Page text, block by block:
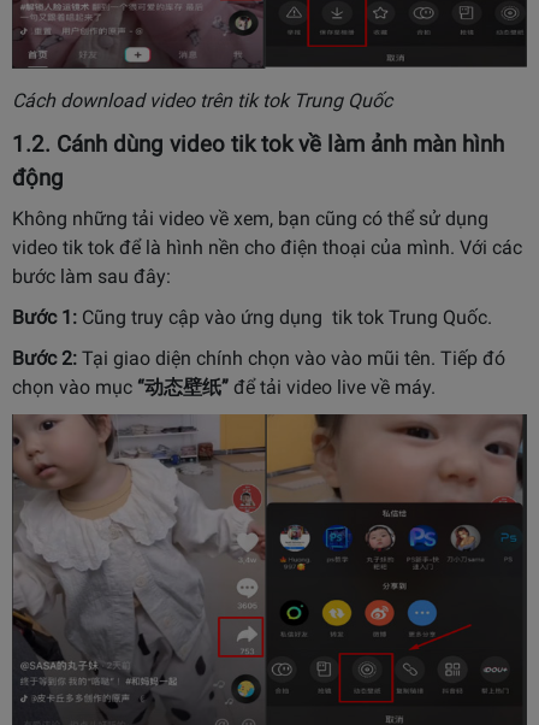
Cách download video trên tik tok Trung Quốc
1.2. Cánh dùng video tik tok về làm ảnh màn hình
động
Không những tải video về xem, bạn cũng có thể sử dụng
video tik tok để là hình nền cho điện thoại của mình. Với các
bước làm sau đây:
Bước 1: Cũng truy cập vào ứng dụng tik tok Trung Quốc.
Bước 2: Tại giao diện chính chọn vào vào mũi tên. Tiếp đó
chọn vào mục “动态壁纸” để tải video live về máy.